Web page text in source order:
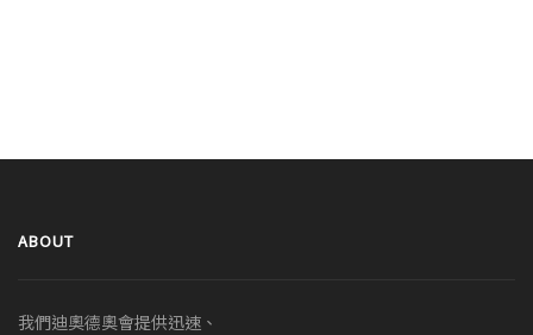
ABOUT
我們迪奧德奧會提供迅速、